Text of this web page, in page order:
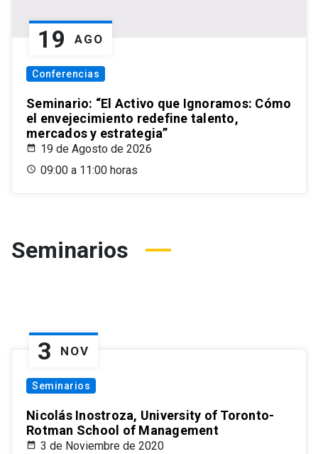
19 AGO
Conferencias
Seminario: “El Activo que Ignoramos: Cómo
el envejecimiento redefine talento,
mercados y estrategia”
19 de Agosto de 2026
09:00 a 11:00 horas
Seminarios
3 NOV
Seminarios
Nicolás Inostroza, University of Toronto-
Rotman School of Management
3 de Noviembre de 2020